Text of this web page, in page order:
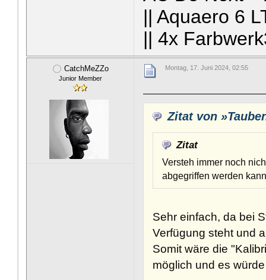
|| Aquaero 6
|| 4x
CatchMeZZo
Junior Member
Montag, 17. Juni 2024, 02:55
Zitat von
Zitat
Versteh immer noch
abgegriffen werden
Sehr einfach, da bei
Verfügung steht und
Somit wäre die
möglich und es